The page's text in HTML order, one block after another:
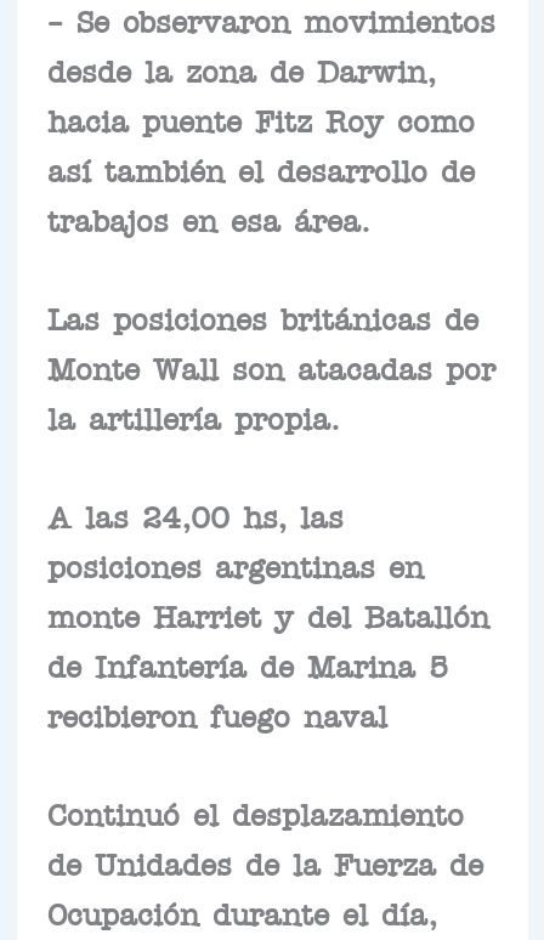
– Se observaron movimientos
desde la zona de Darwin,
hacia puente Fitz Roy como
así también el desarrollo de
trabajos en esa área.
Las posiciones británicas de
Monte Wall son atacadas por
la artillería propia.
A las 24,00 hs, las
posiciones argentinas en
monte Harriet y del Batallón
de Infantería de Marina 5
recibieron fuego naval
Continuó el desplazamiento
de Unidades de la Fuerza de
Ocupación durante el día,